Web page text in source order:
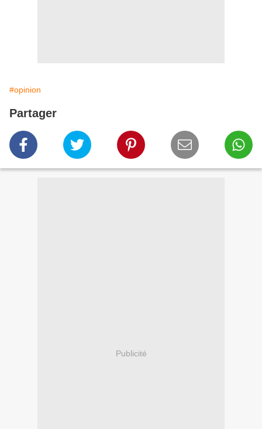
#opinion
Partager
Publicité